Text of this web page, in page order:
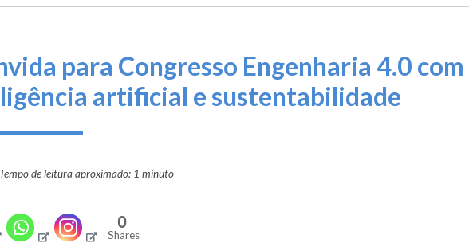
para Congresso Engenharia 4.0 com
artificial e sustentabilidade
de leitura aproximado: 1 minuto
0
Shares